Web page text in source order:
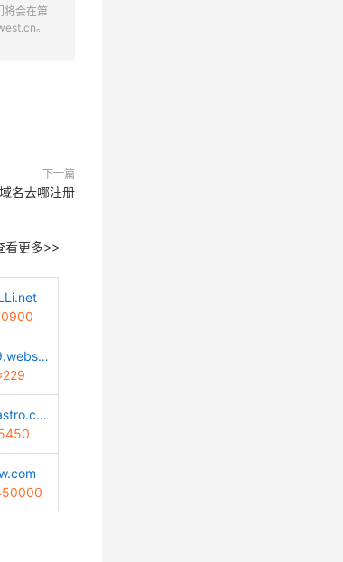
将会在第
。
下一篇
名去哪注册
看更多>>
3389.website
wagastro.com